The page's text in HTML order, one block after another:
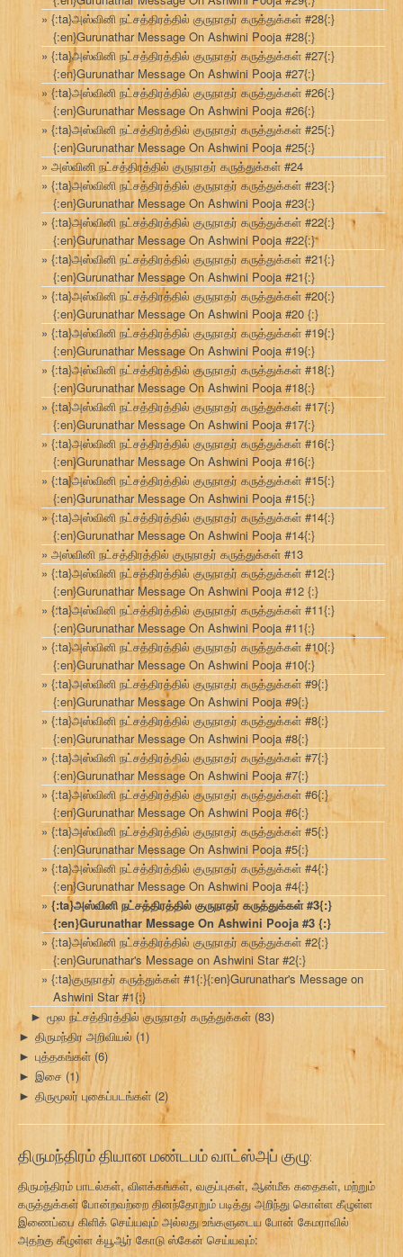
{:ta}அஸ்வினி நட்சத்திரத்தில் குருநாதர் கருத்துக்கள் #28{:}
{:en}Gurunathar Message On Ashwini Pooja #28{:}
{:ta}அஸ்வினி நட்சத்திரத்தில் குருநாதர் கருத்துக்கள் #27{:}
{:en}Gurunathar Message On Ashwini Pooja #27{:}
{:ta}அஸ்வினி நட்சத்திரத்தில் குருநாதர் கருத்துக்கள் #26{:}
{:en}Gurunathar Message On Ashwini Pooja #26{:}
{:ta}அஸ்வினி நட்சத்திரத்தில் குருநாதர் கருத்துக்கள் #25{:}
{:en}Gurunathar Message On Ashwini Pooja #25{:}
அஸ்வினி நட்சத்திரத்தில் குருநாதர் கருத்துக்கள் #24
{:ta}அஸ்வினி நட்சத்திரத்தில் குருநாதர் கருத்துக்கள் #23{:}
{:en}Gurunathar Message On Ashwini Pooja #23{:}
{:ta}அஸ்வினி நட்சத்திரத்தில் குருநாதர் கருத்துக்கள் #22{:}
{:en}Gurunathar Message On Ashwini Pooja #22{:}
{:ta}அஸ்வினி நட்சத்திரத்தில் குருநாதர் கருத்துக்கள் #21{:}
{:en}Gurunathar Message On Ashwini Pooja #21{:}
{:ta}அஸ்வினி நட்சத்திரத்தில் குருநாதர் கருத்துக்கள் #20{:}
{:en}Gurunathar Message On Ashwini Pooja #20 {:}
{:ta}அஸ்வினி நட்சத்திரத்தில் குருநாதர் கருத்துக்கள் #19{:}
{:en}Gurunathar Message On Ashwini Pooja #19{:}
{:ta}அஸ்வினி நட்சத்திரத்தில் குருநாதர் கருத்துக்கள் #18{:}
{:en}Gurunathar Message On Ashwini Pooja #18{:}
{:ta}அஸ்வினி நட்சத்திரத்தில் குருநாதர் கருத்துக்கள் #17{:}
{:en}Gurunathar Message On Ashwini Pooja #17{:}
{:ta}அஸ்வினி நட்சத்திரத்தில் குருநாதர் கருத்துக்கள் #16{:}
{:en}Gurunathar Message On Ashwini Pooja #16{:}
{:ta}அஸ்வினி நட்சத்திரத்தில் குருநாதர் கருத்துக்கள் #15{:}
{:en}Gurunathar Message On Ashwini Pooja #15{:}
{:ta}அஸ்வினி நட்சத்திரத்தில் குருநாதர் கருத்துக்கள் #14{:}
{:en}Gurunathar Message On Ashwini Pooja #14{:}
அஸ்வினி நட்சத்திரத்தில் குருநாதர் கருத்துக்கள் #13
{:ta}அஸ்வினி நட்சத்திரத்தில் குருநாதர் கருத்துக்கள் #12{:}
{:en}Gurunathar Message On Ashwini Pooja #12 {:}
{:ta}அஸ்வினி நட்சத்திரத்தில் குருநாதர் கருத்துக்கள் #11{:}
{:en}Gurunathar Message On Ashwini Pooja #11{:}
{:ta}அஸ்வினி நட்சத்திரத்தில் குருநாதர் கருத்துக்கள் #10{:}
{:en}Gurunathar Message On Ashwini Pooja #10{:}
{:ta}அஸ்வினி நட்சத்திரத்தில் குருநாதர் கருத்துக்கள் #9{:}
{:en}Gurunathar Message On Ashwini Pooja #9{:}
{:ta}அஸ்வினி நட்சத்திரத்தில் குருநாதர் கருத்துக்கள் #8{:}
{:en}Gurunathar Message On Ashwini Pooja #8{:}
{:ta}அஸ்வினி நட்சத்திரத்தில் குருநாதர் கருத்துக்கள் #7{:}
{:en}Gurunathar Message On Ashwini Pooja #7{:}
{:ta}அஸ்வினி நட்சத்திரத்தில் குருநாதர் கருத்துக்கள் #6{:}
{:en}Gurunathar Message On Ashwini Pooja #6{:}
{:ta}அஸ்வினி நட்சத்திரத்தில் குருநாதர் கருத்துக்கள் #5{:}
{:en}Gurunathar Message On Ashwini Pooja #5{:}
{:ta}அஸ்வினி நட்சத்திரத்தில் குருநாதர் கருத்துக்கள் #4{:}
{:en}Gurunathar Message On Ashwini Pooja #4{:}
{:ta}அஸ்வினி நட்சத்திரத்தில் குருநாதர் கருத்துக்கள் #3{:}
{:en}Gurunathar Message On Ashwini Pooja #3 {:}
{:ta}அஸ்வினி நட்சத்திரத்தில் குருநாதர் கருத்துக்கள் #2{:}
{:en}Gurunathar's Message on Ashwini Star #2{:}
{:ta}குருநாதர் கருத்துக்கள் #1{:}{:en}Gurunathar's Message on
Ashwini Star #1{:}
► மூல நட்சத்திரத்தில் குருநாதர் கருத்துக்கள் (83)
► திருமந்திர அறிவியல் (1)
► புத்தகங்கள் (6)
► இசை (1)
► திருமூலர் புகைப்படங்கள் (2)
திருமந்திரம் தியான மண்டபம் வாட்ஸ்அப் குழு:
திருமந்திரம் பாடல்கள், விளக்கங்கள், வகுப்புகள், ஆன்மீக கதைகள், மற்றும்
கருத்துக்கள் போன்றவற்றை தினந்தோறும் படித்து அறிந்து கொள்ள கீழுள்ள
இணைப்பை கிளிக் செய்யவும் அல்லது உங்களுடைய போன் கேமராவில்
அதற்கு கீழுள்ள க்யூஆர் கோடு ஸ்கேன் செய்யவும்: